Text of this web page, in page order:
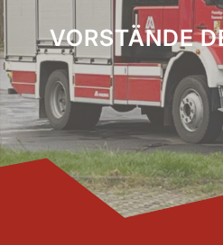
VORSTÄNDE